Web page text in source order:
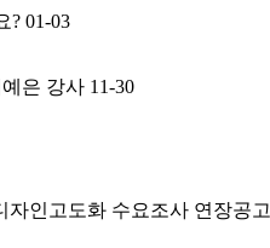
? 01-03
은 강사 11-30
자인고도화 수요조사 연장공고